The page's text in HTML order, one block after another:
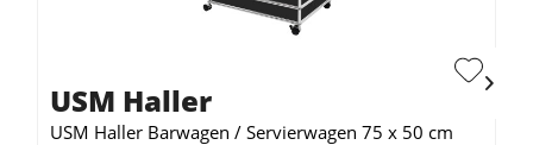
USM Haller
USM Haller Barwagen / Servierwagen 75 x 50 cm